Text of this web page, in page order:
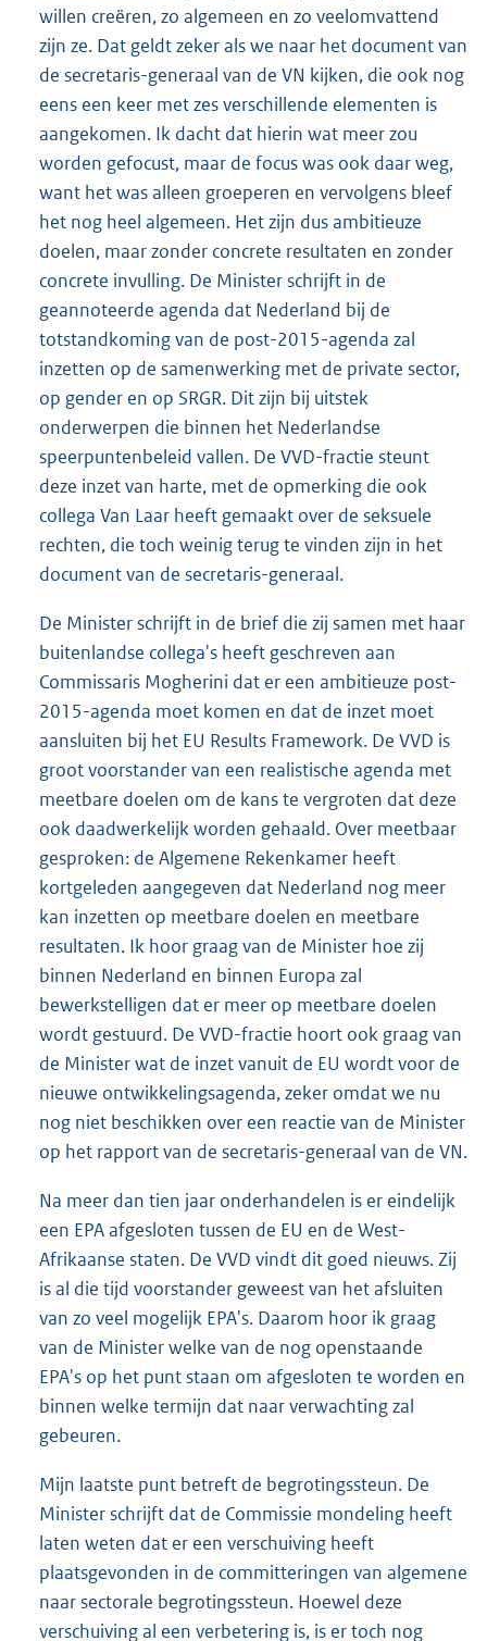
willen creëren, zo algemeen en zo veelomvattend
zijn ze. Dat geldt zeker als we naar het document van
de secretaris-generaal van de VN kijken, die ook nog
eens een keer met zes verschillende elementen is
aangekomen. Ik dacht dat hierin wat meer zou
worden gefocust, maar de focus was ook daar weg,
want het was alleen groeperen en vervolgens bleef
het nog heel algemeen. Het zijn dus ambitieuze
doelen, maar zonder concrete resultaten en zonder
concrete invulling. De Minister schrijft in de
geannoteerde agenda dat Nederland bij de
totstandkoming van de post-2015-agenda zal
inzetten op de samenwerking met de private sector,
op gender en op SRGR. Dit zijn bij uitstek
onderwerpen die binnen het Nederlandse
speerpuntenbeleid vallen. De VVD-fractie steunt
deze inzet van harte, met de opmerking die ook
collega Van Laar heeft gemaakt over de seksuele
rechten, die toch weinig terug te vinden zijn in het
document van de secretaris-generaal.
De Minister schrijft in de brief die zij samen met haar
buitenlandse collega's heeft geschreven aan
Commissaris Mogherini dat er een ambitieuze post-
2015-agenda moet komen en dat de inzet moet
aansluiten bij het EU Results Framework. De VVD is
groot voorstander van een realistische agenda met
meetbare doelen om de kans te vergroten dat deze
ook daadwerkelijk worden gehaald. Over meetbaar
gesproken: de Algemene Rekenkamer heeft
kortgeleden aangegeven dat Nederland nog meer
kan inzetten op meetbare doelen en meetbare
resultaten. Ik hoor graag van de Minister hoe zij
binnen Nederland en binnen Europa zal
bewerkstelligen dat er meer op meetbare doelen
wordt gestuurd. De VVD-fractie hoort ook graag van
de Minister wat de inzet vanuit de EU wordt voor de
nieuwe ontwikkelingsagenda, zeker omdat we nu
nog niet beschikken over een reactie van de Minister
op het rapport van de secretaris-generaal van de VN.
Na meer dan tien jaar onderhandelen is er eindelijk
een EPA afgesloten tussen de EU en de West-
Afrikaanse staten. De VVD vindt dit goed nieuws. Zij
is al die tijd voorstander geweest van het afsluiten
van zo veel mogelijk EPA's. Daarom hoor ik graag
van de Minister welke van de nog openstaande
EPA's op het punt staan om afgesloten te worden en
binnen welke termijn dat naar verwachting zal
gebeuren.
Mijn laatste punt betreft de begrotingssteun. De
Minister schrijft dat de Commissie mondeling heeft
laten weten dat er een verschuiving heeft
plaatsgevonden in de committeringen van algemene
naar sectorale begrotingssteun. Hoewel deze
verschuiving al een verbetering is, is er toch nog